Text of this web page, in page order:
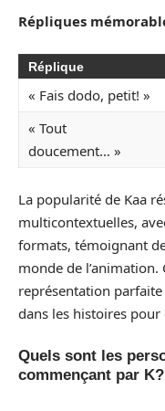
Répliques
Réplique
« Fais dodo, petit! »
« Tout
doucement… »
La popularité de Kaa
multicontextuelles,
formats, témoignant
monde de l’animation.
représentation
dans les histoires pour
Quels sont les
commençant par K?